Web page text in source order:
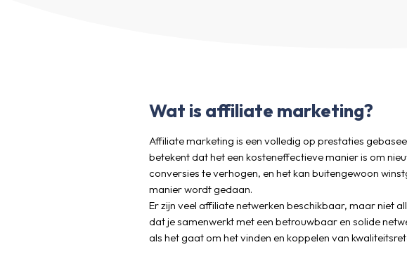
Wat is affiliate marketing?
Affiliate marketing is een volledig op prestaties
betekent dat het een kosteneffectieve manier is om
conversies te verhogen, en het kan buitengewoon
manier wordt gedaan.
Er zijn veel affiliate netwerken beschikbaar, maar niet
dat je samenwerkt met een betrouwbaar en solide
als het gaat om het vinden en koppelen van